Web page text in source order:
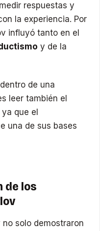
respuestas y
la experiencia. Por
influyó tanto en el
y de la
de una
leer también el
ya que el
una de sus bases
de los
solo demostraron